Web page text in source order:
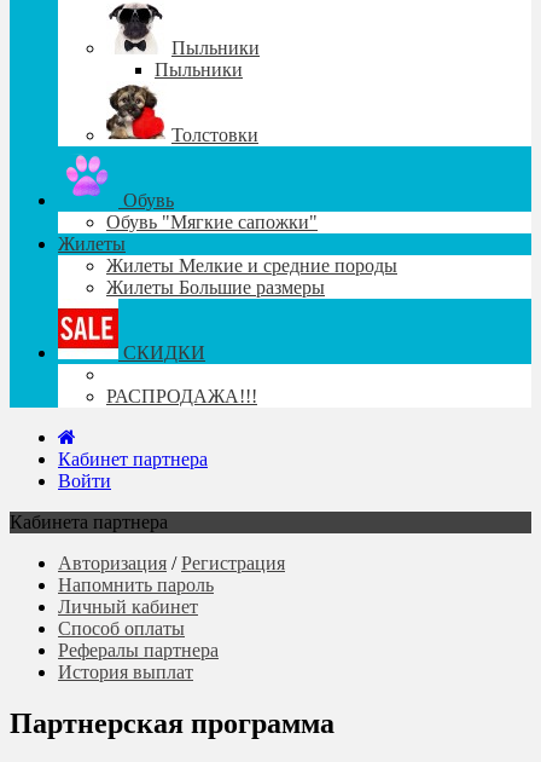
Пыльники
Пыльники
Толстовки
Обувь
Обувь "Мягкие сапожки"
Жилеты
Жилеты Мелкие и средние породы
Жилеты Большие размеры
СКИДКИ
РАСПРОДАЖА!!!
Кабинет партнера
Войти
Кабинета партнера
Авторизация /Регистрация
Напомнить пароль
Личный кабинет
Способ оплаты
Рефералы партнера
История выплат
Партнерская программа